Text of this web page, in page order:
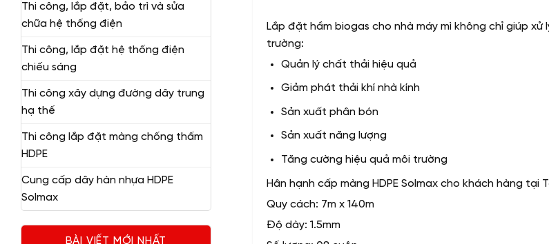
Thi công, lắp đặt, bảo trì và sửa
chữa hệ thống điện
Thi công, lắp đặt hệ thống điện
chiếu sáng
Thi công xây dựng đường dây trung
hạ thế
Thi công lắp đặt màng chống thấm
HDPE
Cung cấp dây hàn nhựa HDPE
Solmax
BÀI VIẾT MỚI NHẤT
Lắp đặt hầm biogas cho nhà máy mì không chỉ giúp
trường:
Quản lý chất thải hiệu quả
Giảm phát thải khí nhà kính
Sản xuất phân bón
Sản xuất năng lượng
Tăng cường hiệu quả môi trường
Hân hạnh cấp màng HDPE Solmax cho khách hàng tại
Quy cách: 7m x 140m
Độ dày: 1.5mm